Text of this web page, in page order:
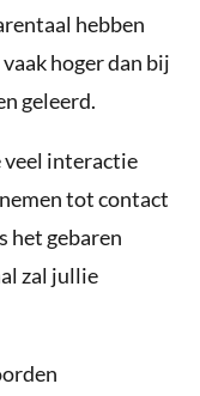
hebben
hoger dan bij
geleerd.
veel interactie
tot contact
het gebaren
zal jullie